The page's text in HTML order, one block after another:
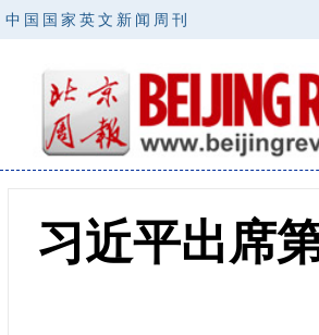
中国国家英文新闻周刊
习近平出席